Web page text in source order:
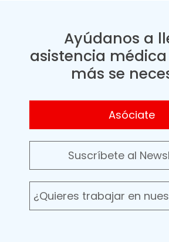
Ayúdanos a
asistencia
más se
Asóciate
Suscríbete al
¿Quieres trabajar en